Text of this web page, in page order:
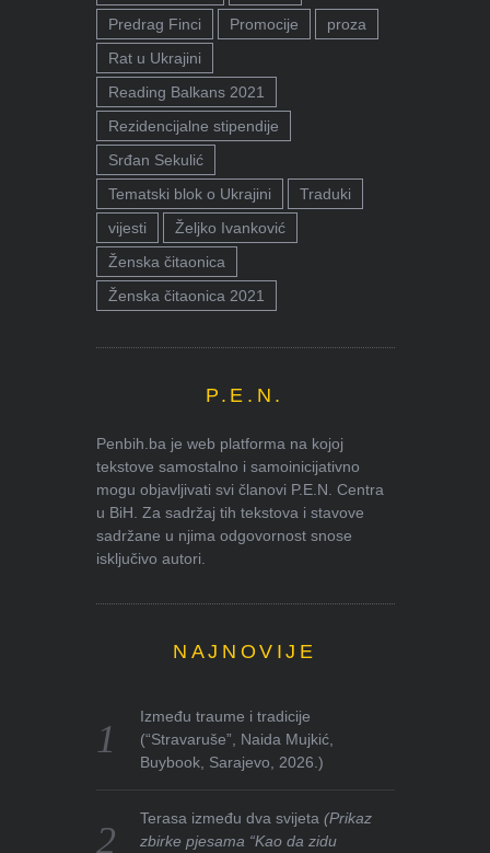
Predrag Finci
Promocije
proza
Rat u Ukrajini
Reading Balkans 2021
Rezidencijalne stipendije
Srđan Sekulić
Tematski blok o Ukrajini
Traduki
vijesti
Željko Ivanković
Ženska čitaonica
Ženska čitaonica 2021
P.E.N.
Penbih.ba je web platforma na kojoj
tekstove samostalno i samoinicijativno
mogu objavljivati svi članovi P.E.N. Centra
u BiH. Za sadržaj tih tekstova i stavove
sadržane u njima odgovornost snose
isključivo autori.
NAJNOVIJE
Između traume i tradicije
(“Stravaruše”, Naida Mujkić,
Buybook, Sarajevo, 2026.)
Terasa između dva svijeta(Prikaz
zbirke pjesama “Kao da zidu